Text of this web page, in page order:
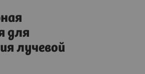
для
лучевой